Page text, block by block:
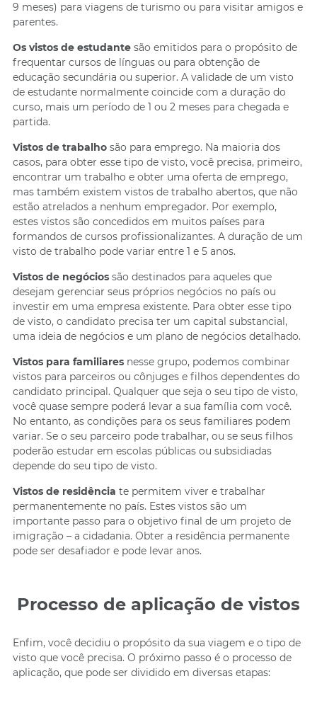
9 meses) para viagens de turismo ou para visitar amigos e
parentes.
Os vistos de estudantesão emitidos para o propósito de
frequentar cursos de línguas ou para obtenção de
educação secundária ou superior. A validade de um visto
de estudante normalmente coincide com a duração do
curso, mais um período de 1 ou 2 meses para chegada e
partida.
Vistos de trabalhosão para emprego. Na maioria dos
casos, para obter esse tipo de visto, você precisa, primeiro,
encontrar um trabalho e obter uma oferta de emprego,
mas também existem vistos de trabalho abertos, que não
estão atrelados a nenhum empregador. Por exemplo,
estes vistos são concedidos em muitos países para
formandos de cursos profissionalizantes. A duração de um
visto de trabalho pode variar entre 1 e 5 anos.
Vistos de negóciossão destinados para aqueles que
desejam gerenciar seus próprios negócios no país ou
investir em uma empresa existente. Para obter esse tipo
de visto, o candidato precisa ter um capital substancial,
uma ideia de negócios e um plano de negócios detalhado.
Vistos para familiaresnesse grupo, podemos combinar
vistos para parceiros ou cônjuges e filhos dependentes do
candidato principal. Qualquer que seja o seu tipo de visto,
você quase sempre poderá levar a sua família com você.
No entanto, as condições para os seus familiares podem
variar. Se o seu parceiro pode trabalhar, ou se seus filhos
poderão estudar em escolas públicas ou subsidiadas
depende do seu tipo de visto.
Vistos de residência te permitem viver e trabalhar
permanentemente no país. Estes vistos são um
importante passo para o objetivo final de um projeto de
imigração – a cidadania. Obter a residência permanente
pode ser desafiador e pode levar anos.
Processo de aplicação de vistos
Enfim, você decidiu o propósito da sua viagem e o tipo de
visto que você precisa. O próximo passo é o processo de
aplicação, que pode ser dividido em diversas etapas: